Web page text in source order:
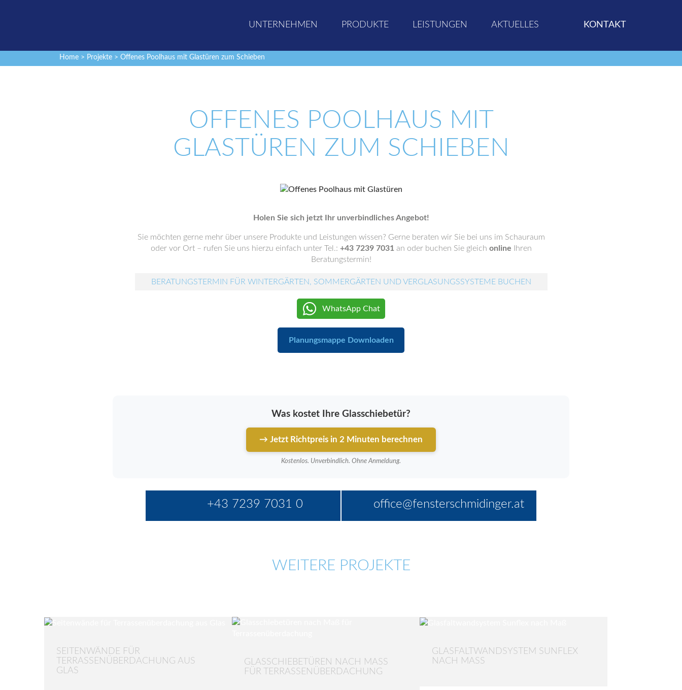
UNTERNEHMEN PRODUKTE LEISTUNGEN AKTUELLES KONTAKT
Home > Projekte > Offenes Poolhaus mit Glastüren zum Schieben
OFFENES POOLHAUS MIT
GLASTÜREN ZUM SCHIEBEN
Holen Sie sich jetzt Ihr unverbindliches Angebot!
Sie möchten gerne mehr über unsere Produkte und Leistungen wissen? Gerne beraten wir Sie bei uns im Schauraum
oder vor Ort – rufen Sie uns hierzu einfach unter Tel.: +43 7239 7031 an oder buchen Sie gleich online Ihren
Beratungstermin!
BERATUNGSTERMIN FÜR WINTERGÄRTEN, SOMMERGÄRTEN UND VERGLASUNGSSYSTEME BUCHEN
WhatsApp Chat
Planungsmappe Downloaden
Was kostet Ihre Glasschiebetür?
→ Jetzt Richtpreis in 2 Minuten berechnen
Kostenlos. Unverbindlich. Ohne Anmeldung.
+43 7239 7031 0 office@fensterschmidinger.at
WEITERE PROJEKTE
SEITENWÄNDE FÜR
TERRASSENÜBERDACHUNG AUS
GLAS
GLASSCHIEBETÜREN NACH MASS F
ÜR TERRASSENÜBERDACHUNG
GLASFALTWANDSYSTEM SUNFLEX
NACH MASS